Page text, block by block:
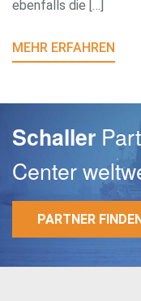
ebenfalls die […]
MEHR ERFAHREN
Schaller
Center
PARTNER